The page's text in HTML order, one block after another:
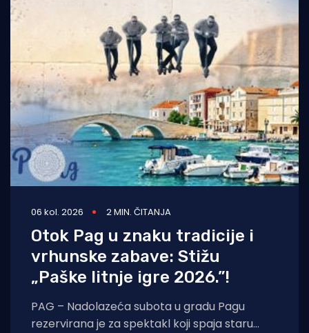
06 kol. 2026 2 MIN. ČITANJA
Otok Pag u znaku tradicije i
vrhunske zabave: Stižu
„Paške litnje igre 2026.”!
PAG – Nadolazeća subota u gradu Pagu
rezervirana je za spektakl koji spaja staru